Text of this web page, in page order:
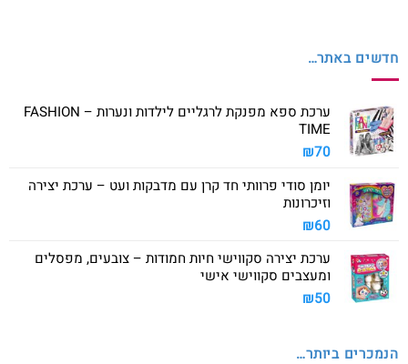
חדשים באתר…
ערכת ספא מפנקת לרגליים לילדות ונערות – FASHION
TIME
₪70
יומן סודי פרוותי חד קרן עם מדבקות ועט – ערכת יצירה
וזיכרונות
₪60
ערכת יצירה סקווישי חיות חמודות – צובעים, מפסלים
ומעצבים סקווישי אישי
₪50
הנמכרים ביותר…